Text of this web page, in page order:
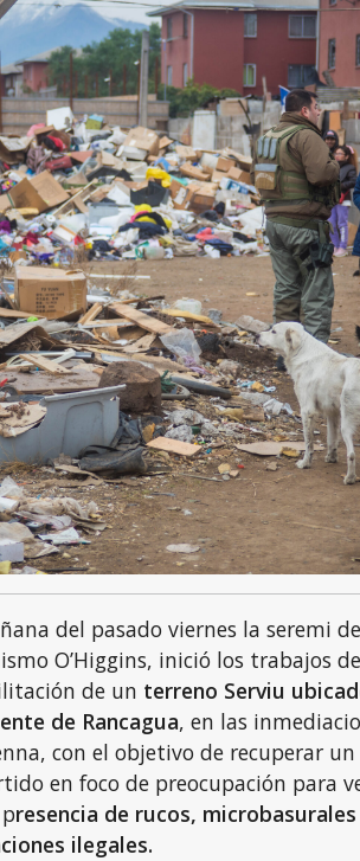
del pasado viernes la seremi
O’Higgins, inició los trabajos
de un terreno Serviu
de Rancagua, en las
con el objetivo de recuperar
en foco de preocupación para
resencia de rucos,
ilegales.